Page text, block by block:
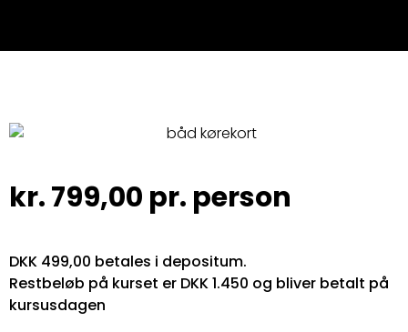
kr.799,00 pr. person
DKK 499,00 betales i depositum.
Restbeløb på kurset er DKK 1.450 og bliver betalt på
kursusdagen